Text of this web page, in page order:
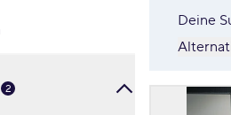
2
Deine